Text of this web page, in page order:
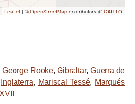
Leaflet | ©OpenStreetMapcontributors ©CARTO
George Rooke,Gibraltar, Guerra de
Inglaterra, Mariscal Tessé, Marqués